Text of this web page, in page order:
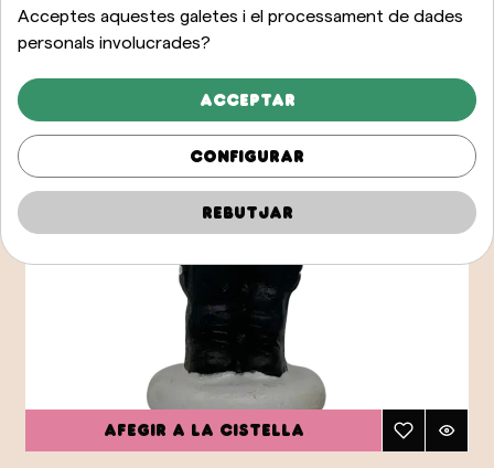
Afegir a la cistella
Acceptes aquestes galetes i el processament de dades
personals involucrades?
Acceptar
Configurar
Rebutjar